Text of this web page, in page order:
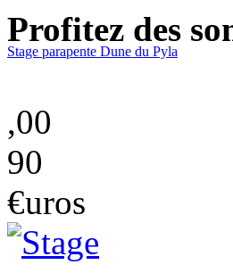
Profitez des
Stage parapente Dune du Pyla
,00
90
€uros